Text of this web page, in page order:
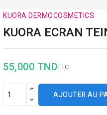
KUORA DERMOCOSMETICS
KUORA ECRAN
55,000 TNDTTC
AJOUTER AU